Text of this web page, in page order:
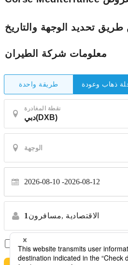
تحديد الوجهة والتاريخ
معلومات شركة الطيران
طريقة واحدة ذهاب وعودة
نقطة المغادرة
2026-08-10 2026-08-12
1 مسافرون, الاقتصادية
الرحلات المباشرة فقط توجد تحويلات